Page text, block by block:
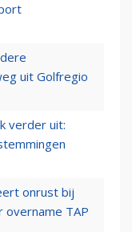
uit Golfregio
verder uit:
onrust bij
overname TAP